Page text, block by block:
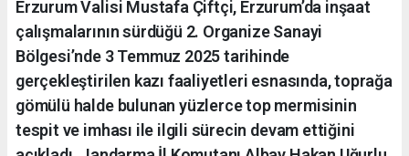
Erzurum Valisi Mustafa Çiftçi, Erzurum’da inşaat
çalışmalarının sürdüğü 2. Organize Sanayi
Bölgesi’nde 3 Temmuz 2025 tarihinde
gerçekleştirilen kazı faaliyetleri esnasında, toprağa
gömülü halde bulunan yüzlerce top mermisinin
tespit ve imhası ile ilgili sürecin devam ettiğini